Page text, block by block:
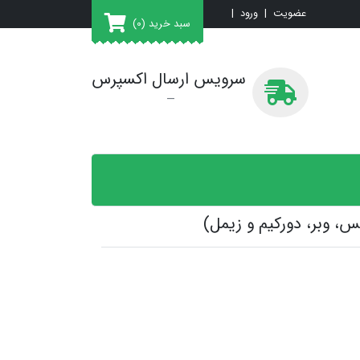
عضویت | ورود |
سبد خرید (0)
سرویس ارسال اکسپرس
وبر، دورکیم و زیمل)